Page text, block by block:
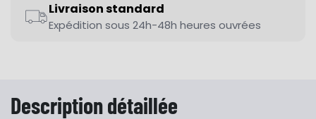
Livraison standard
Expédition sous 24h-48h heures ouvrées
Description détaillée